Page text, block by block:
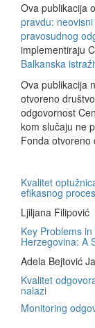
Ova publikacija
pravdu:
pravosudnog
implementiraju
Balkanska
Ova publikacija
otvoreno
odgovornost
kom slučaju ne
Fonda otvoreno
Kvalitet
efikasnog
Ljiljana Filipović
Key Problems
Herzegovina: A
Adela Bejtović
Kvalitet
nalazi
Monitoring